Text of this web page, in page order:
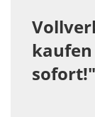
sofort!"